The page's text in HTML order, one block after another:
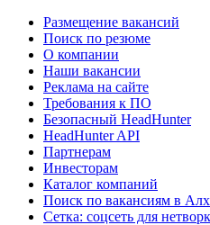
Размещение вакансий
Поиск по резюме
О компании
Наши вакансии
Реклама на сайте
Требования к ПО
Безопасный HeadHunter
HeadHunter API
Партнерам
Инвесторам
Каталог компаний
Поиск по вакансиям в
Сетка: соцсеть для